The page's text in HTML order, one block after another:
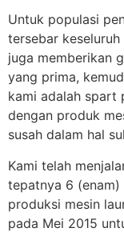
Untuk populasi
tersebar
juga memberikan
yang prima,
kami adalah spart
dengan produk
susah dalam hal
Kami telah
tepatnya 6
produksi mesin
pada Mei 2015